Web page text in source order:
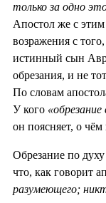
только за одно
Апостол же с этим
возражения с
истинный сын
обрезания, и не
По словам
У кого «обрезание
он поясняет, о
Обрезание по
что, как говорит
разумеющего;